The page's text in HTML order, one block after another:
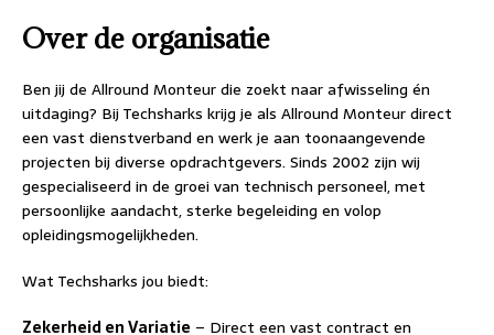
Over de organisatie
Ben jij de Allround Monteur die zoekt naar afwisseling én
uitdaging? Bij Techsharks krijg je als Allround Monteur direct
een vast dienstverband en werk je aan toonaangevende
projecten bij diverse opdrachtgevers. Sinds 2002 zijn wij
gespecialiseerd in de groei van technisch personeel, met
persoonlijke aandacht, sterke begeleiding en volop
opleidingsmogelijkheden.
Wat Techsharks jou biedt:
Zekerheid en Variatie – Direct een vast contract en